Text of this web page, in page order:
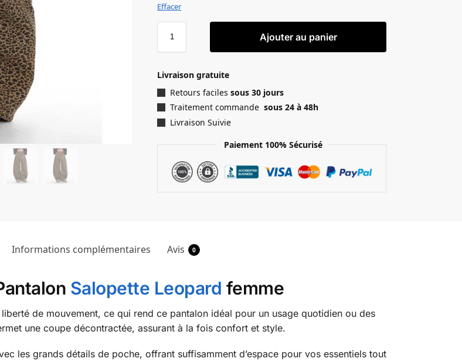
Effacer
Ajouter au panier
Livraison gratuite
Retours facilessous 30 jours
Traitement commande sous 24 à 48h
Livraison Suivie
Paiement 100% Sécurisé
Informations complémentaires Avis 0
Salopette Leopard femme
de mouvement, ce qui rend ce pantalon idéal pour un usage quotidien ou des
une coupe décontractée, assurant à la fois confort et style.
les grands détails de poche, offrant suffisamment d’espace pour vos essentiels tout